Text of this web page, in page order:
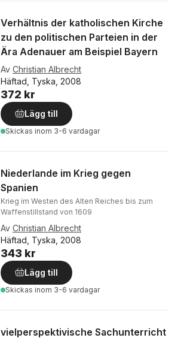
Verhältnis der katholischen Kirche
zu den politischen Parteien in der
Ära Adenauer am Beispiel Bayern
Av Christian Albrecht
Häftad, Tyska, 2008
372 kr
Lägg till
Skickas inom 3-6 vardagar
Niederlande im Krieg gegen
Spanien
Krieg im Westen des Alten Reiches bis zum
Waffenstillstand von 1609
Av Christian Albrecht
Häftad, Tyska, 2008
343 kr
Lägg till
Skickas inom 3-6 vardagar
vielperspektivische Sachunterricht